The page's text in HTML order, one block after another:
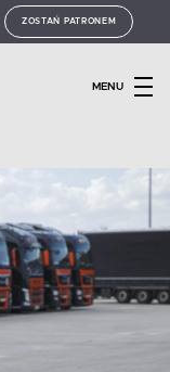
ZOSTAŃ PATRONEM
MENU